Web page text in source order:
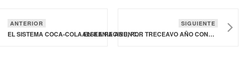
ANTERIOR
EL SISTEMA COCA‑COLA EN KENIA ANUNCIA UNA IMPORTANTE INVERSIÓN
SIGUIENTE
ALSEA RECIBE, POR TRECEAVO AÑO CONSECUTIVO, EL DISTINTIVO ESR POR SU COMPROMISO EN RESPONSABILIDAD SOCIAL